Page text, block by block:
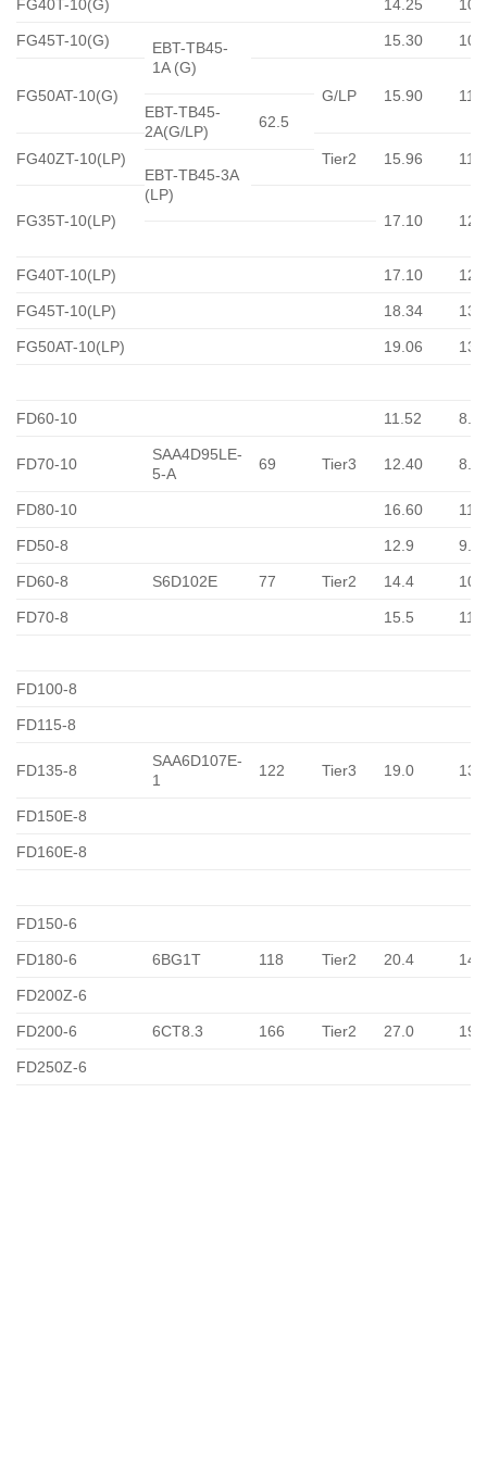
FG40T-10(G) 14.25
FG45T-10(G)
EBT-TB45-
1A (G)
15.30
FG50AT-10(G) G/LP 15.90
EBT-TB45-
2A(G/LP)
62.5
FG40ZT-10(LP) Tier2 15.96
EBT-TB45-3A
(LP)
FG35T-10(LP)
17.10
FG40T-10(LP) 17.10
FG45T-10(LP) 18.34
FG50AT-10(LP) 19.06
FD60-10 11.52
FD70-10
SAA4D95LE-
5-A
69 Tier3 12.40
FD80-10 16.60
FD50-8 12.9 9.2
FD60-8 S6D102E 77 Tier2 14.4
FD70-8 15.5
FD100-8
FD115-8
FD135-8
SAA6D107E-
1
122 Tier3 19.0
FD150E-8
FD160E-8
FD150-6
FD180-6 6BG1T 118 Tier2 20.4
FD200Z-6
FD200-6 6CT8.3 166 Tier2 27.0
FD250Z-6